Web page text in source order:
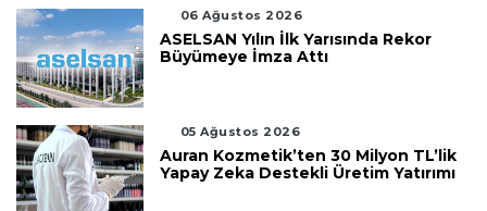
06 Ağustos 2026
ASELSAN Yılın İlk Yarısında Rekor
Büyümeye İmza Attı
05 Ağustos 2026
Auran Kozmetik’ten 30 Milyon TL’lik
Yapay Zeka Destekli Üretim Yatırımı